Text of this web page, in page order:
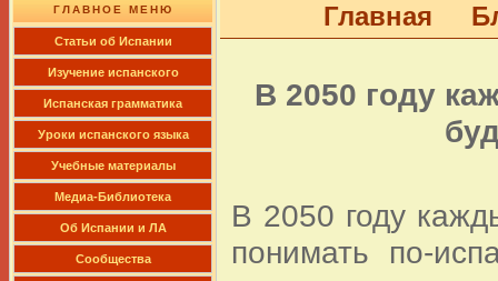
ГЛАВНОЕ МЕНЮ
Cтатьи об Испании
Изучение испанского
Испанская грамматика
Уроки испанского языка
Учебные материалы
Медиа-Библиотека
Об Испании и ЛА
Сообщества
Главная
В 2050 году
В 2050 году
понимать по-